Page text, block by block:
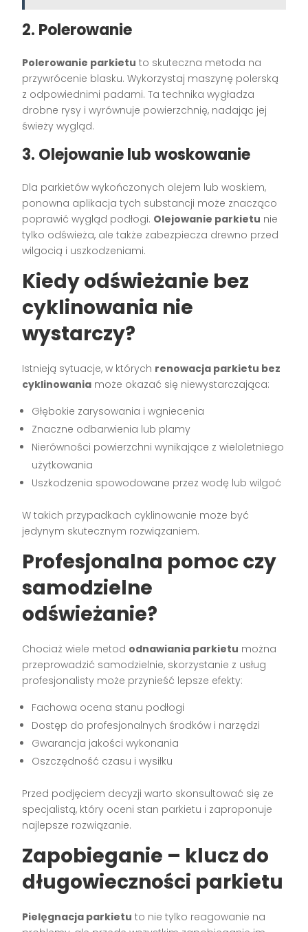
2. Polerowanie
Polerowanie parkietu to skuteczna metoda na
przywrócenie blasku. Wykorzystaj maszynę polerską
z odpowiednimi padami. Ta technika wygładza
drobne rysy i wyrównuje powierzchnię, nadając jej
świeży wygląd.
3. Olejowanie lub woskowanie
Dla parkietów wykończonych olejem lub woskiem,
ponowna aplikacja tych substancji może znacząco
poprawić wygląd podłogi. Olejowanie parkietu nie
tylko odświeża, ale także zabezpiecza drewno przed
wilgocią i uszkodzeniami.
Kiedy odświeżanie bez
cyklinowania nie
wystarczy?
Istnieją sytuacje, w których renowacja parkietu bez
cyklinowania może okazać się niewystarczająca:
Głębokie zarysowania i wgniecenia
Znaczne odbarwienia lub plamy
Nierówności powierzchni wynikające z wieloletniego
użytkowania
Uszkodzenia spowodowane przez wodę lub wilgoć
W takich przypadkach cyklinowanie może być
jedynym skutecznym rozwiązaniem.
Profesjonalna pomoc czy
samodzielne
odświeżanie?
Chociaż wiele metod odnawiania parkietu można
przeprowadzić samodzielnie, skorzystanie z usług
profesjonalisty może przynieść lepsze efekty:
Fachowa ocena stanu podłogi
Dostęp do profesjonalnych środków i narzędzi
Gwarancja jakości wykonania
Oszczędność czasu i wysiłku
Przed podjęciem decyzji warto skonsultować się ze
specjalistą, który oceni stan parkietu i zaproponuje
najlepsze rozwiązanie.
Zapobieganie – klucz do
długowieczności parkietu
Pielęgnacja parkietu to nie tylko reagowanie na